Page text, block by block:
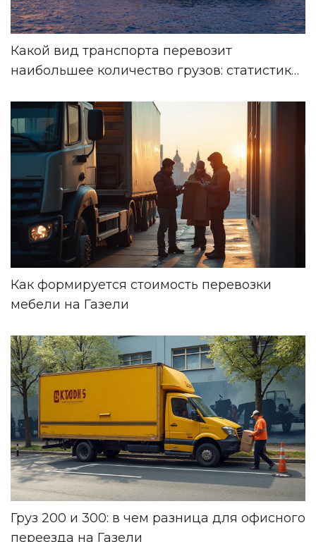
Какой вид транспорта перевозит
наибольшее количество грузов: статистика
Как формируется стоимость перевозки
мебели на Газели
Груз 200 и 300: в чем разница для офисного
переезда на Газели